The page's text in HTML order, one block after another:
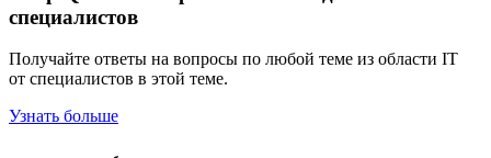
специалистов
Получайте ответы на вопросы по любой теме из области IT
от специалистов в этой теме.
Узнать больше